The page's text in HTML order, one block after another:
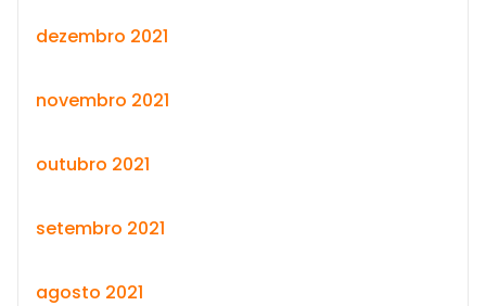
dezembro 2021
novembro 2021
outubro 2021
setembro 2021
agosto 2021